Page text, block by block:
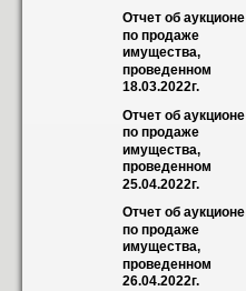
Отчет об аукционе
по продаже
имущества,
проведенном
18.03.2022г.
Отчет об аукционе
по продаже
имущества,
проведенном
25.04.2022г.
Отчет об аукционе
по продаже
имущества,
проведенном
26.04.2022г.